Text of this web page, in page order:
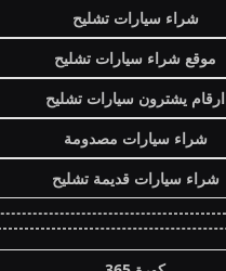
شراء سيارات تشليح
موقع شراء سيارات تشليح
ارقام يشترون سيارات تشليح
شراء سيارات مصدومة
شراء سيارات قديمة تشليح